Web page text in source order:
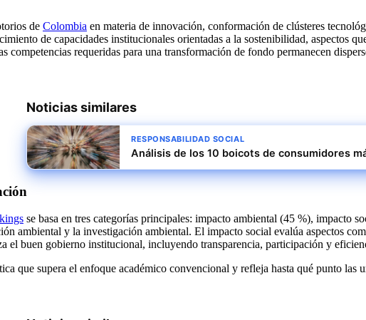
de Colombia en materia de innovación, conformación de clústeres
de capacidades institucionales orientadas a la sostenibilidad, aspectos
competencias requeridas para una transformación de fondo permanecen
Noticias similares
RESPONSABILIDAD SOCIAL
Análisis de los 10 boicots de consumidores
se basa en tres categorías principales: impacto ambiental (45 %), impacto
ambiental y la investigación ambiental. El impacto social evalúa aspectos
el buen gobierno institucional, incluyendo transparencia, participación y
que supera el enfoque académico convencional y refleja hasta qué punto las